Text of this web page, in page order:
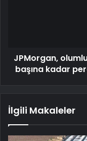
JPMorgan,
başına kadar
İlgili Makaleler